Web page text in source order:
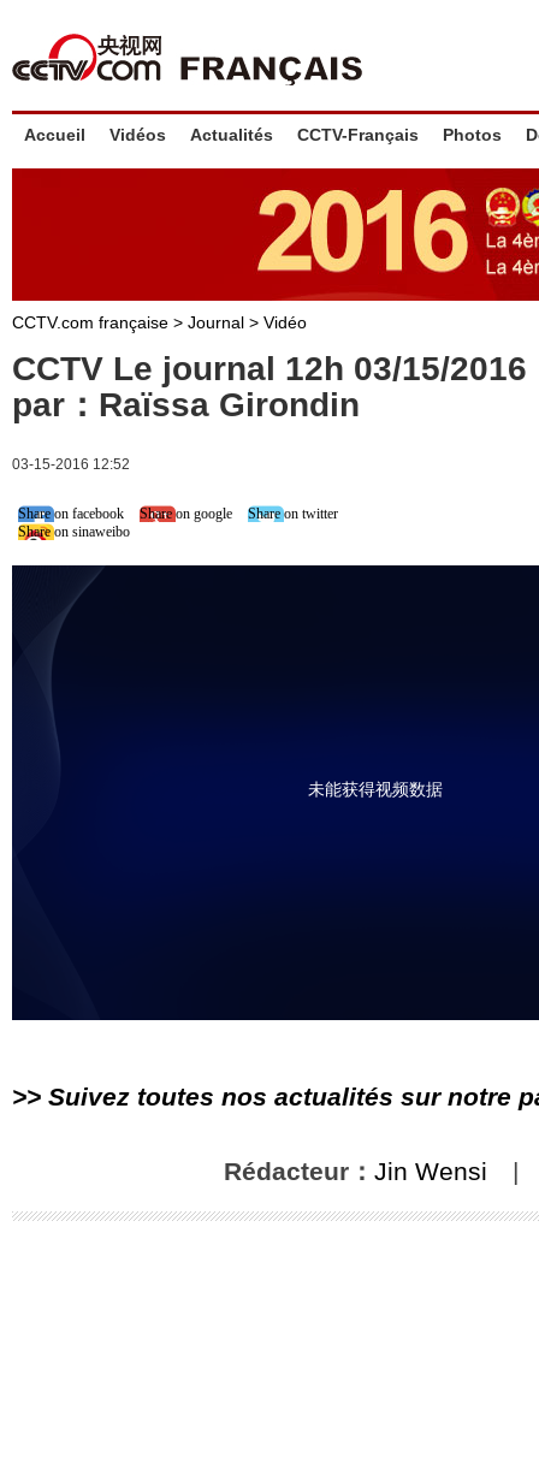
Accueil Vidéos Actualités CCTV-Français Photos
CCTV.com française > Journal > Vidéo
CCTV Le journal 12h 03/15/
par：Raïssa Girondin
03-15-2016 12:52
Share on facebook Share on google
Share on twitter
Share on sinaweibo
未能获得视频数据
>> Suivez toutes nos actualités sur notre
Rédacteur： Jin Wensi